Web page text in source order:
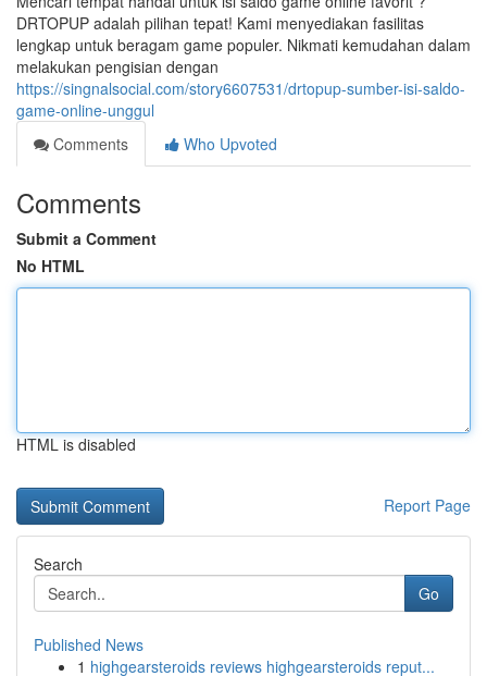
DRTOPUP adalah pilihan tepat! Kami menyediakan fasilitas
lengkap untuk beragam game populer. Nikmati kemudahan dalam
melakukan pengisian dengan
https://singnalsocial.com/story6607531/drtopup-sumber-isi-saldo-
game-online-unggul
Comments
Who Upvoted
Comments
Submit a Comment
No HTML
HTML is disabled
Report Page
Search
Go
Published News
1 highgearsteroids reviews highgearsteroids reput...